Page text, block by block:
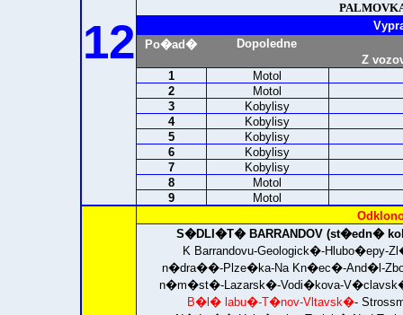
12
Po�ad�
Dopoledne
Z
1
Motol
2
Motol
3
Kobylisy
4
Kobylisy
5
Kobylisy
6
Kobylisy
7
Kobylisy
8
Motol
9
Motol
S�DLI�T� BARRANDOV (st�edn�
K Barrandovu-Geologick�-
n�dra��-Plze�ka-Na Kn�ec�-And�l-
n�m�st�-Lazarsk�-Vodi�kova-
B�l� labu�-T�nov-Vltavsk�-